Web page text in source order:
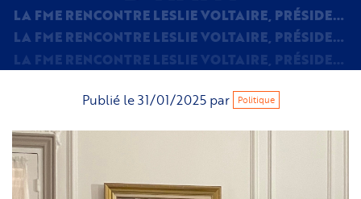
LA FME RENCONTRE LESLIE VOLTAIRE, PRÉSIDENT TEMPORAIRE DU CONSEIL DE TRANSITION PRÉSIDENTIEL D'HAÏTI
LA FME RENCONTRE LESLIE VOLTAIRE, PRÉSIDENT TEMPORAIRE DU CONSEIL DE TRANSITION PRÉSIDENTIEL D'HAÏTI
LA FME RENCONTRE LESLIE VOLTAIRE, PRÉSIDENT TEMPORAIRE DU CONSEIL DE TRANSITION PRÉSIDENTIEL D'HAÏTI
Publié le31/01/2025 par Politique